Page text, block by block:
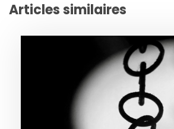
Articles similaires